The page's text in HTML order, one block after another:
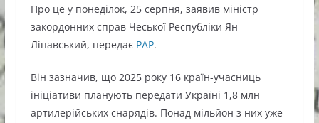
Про це у понеділок, 25 серпня, заявив міністр
закордонних справ Чеської Республіки Ян
Ліпавський, передає РАР.
Він зазначив, що 2025 року 16 країн-учасниць
ініціативи планують передати Україні 1,8 млн
артилерійських снарядів. Понад мільйон з них уже